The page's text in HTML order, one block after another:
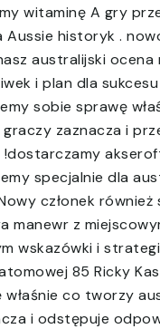
witaminę A gry
Aussie historyk .
australijski ocena
i plan dla
sobie sprawę
zaznacza i
!dostarczamy
specjalnie dla
członek również
manewr z
wskazówki i
85 Ricky
właśnie co tworzy
i odstępuje